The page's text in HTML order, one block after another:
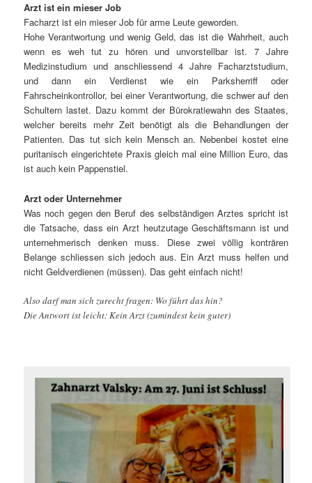
Arzt ist ein mieser Job
Facharzt ist ein mieser Job für arme Leute geworden.
Hohe Verantwortung und wenig Geld, das ist die Wahrheit, auch
wenn es weh tut zu hören und unvorstellbar ist. 7 Jahre
Medizinstudium und anschliessend 4 Jahre Facharztstudium,
und dann ein Verdienst wie ein Parksherriff oder
Fahrscheinkontrollor, bei einer Verantwortung, die schwer auf den
Schultern lastet. Dazu kommt der Bürokratiewahn des Staates,
welcher bereits mehr Zeit benötigt als die Behandlungen der
Patienten. Das tut sich kein Mensch an. Nebenbei kostet eine
puritanisch eingerichtete Praxis gleich mal eine Million Euro, das
ist auch kein Pappenstiel.
Arzt oder Unternehmer
Was noch gegen den Beruf des selbständigen Arztes spricht ist
die Tatsache, dass ein Arzt heutzutage Geschäftsmann ist und
unternehmerisch denken muss. Diese zwei völlig konträren
Belange schliessen sich jedoch aus. Ein Arzt muss helfen und
nicht Geldverdienen (müssen). Das geht einfach nicht!
Also darf man sich zurecht fragen: Wo führt das hin?
Die Antwort ist leicht: Kein Arzt (zumindest kein guter)